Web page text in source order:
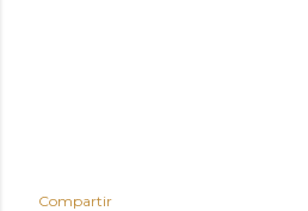
Compartir